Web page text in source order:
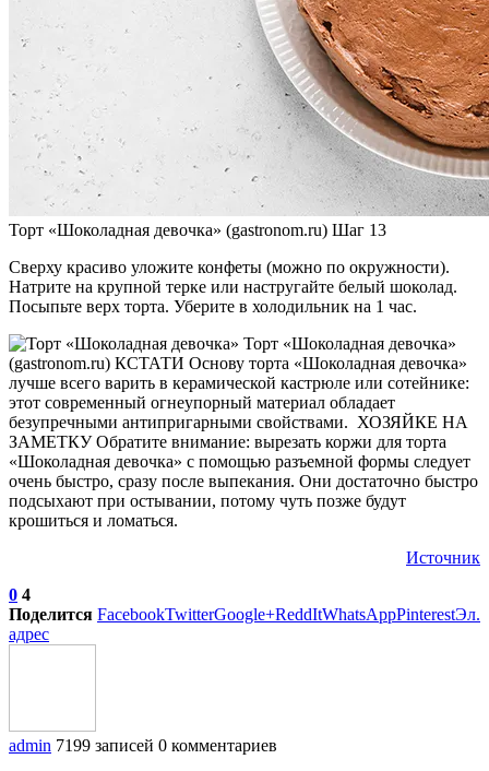
Торт «Шоколадная девочка» (gastronom.ru) Шаг 13
Сверху красиво уложите конфеты (можно по окружности).
Натрите на крупной терке или настругайте белый шоколад.
Посыпьте верх торта. Уберите в холодильник на 1 час.
Торт «Шоколадная девочка»
(gastronom.ru) КСТАТИ Основу торта «Шоколадная девочка»
лучше всего варить в керамической кастрюле или сотейнике:
этот современный огнеупорный материал обладает
безупречными антипригарными свойствами. ХОЗЯЙКЕ НА
ЗАМЕТКУ Обратите внимание: вырезать коржи для торта
«Шоколадная девочка» с помощью разъемной формы следует
очень быстро, сразу после выпекания. Они достаточно быстро
подсыхают при остывании, потому чуть позже будут
крошиться и ломаться.
Источник
0 4
Поделится FacebookTwitterGoogle+ReddItWhatsAppPinterestЭл.
адрес
admin 7199 записей 0 комментариев